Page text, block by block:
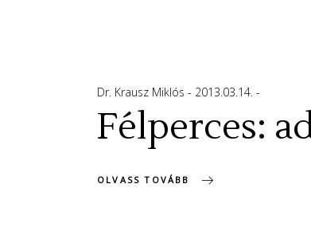
Dr. Krausz Miklós 2013.03.14.
Félperces:
OLVASS TOVÁBB